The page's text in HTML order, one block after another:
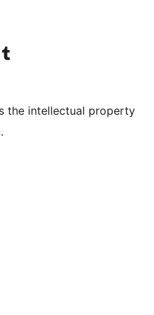
Tumblr アカウントへ
the intellectual property